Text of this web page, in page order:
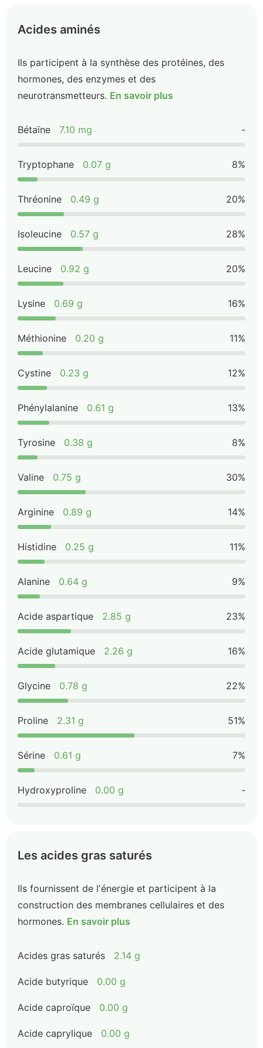
Acides aminés
Ils participent à la synthèse des protéines, des
hormones, des enzymes et des
neurotransmetteurs. En savoir plus
Bétaïne 7.10 mg -
Tryptophane 0.07 g 8%
Thréonine 0.49 g 20%
Isoleucine 0.57 g 28%
Leucine 0.92 g 20%
Lysine 0.69 g 16%
Méthionine 0.20 g 11%
Cystine 0.23 g 12%
Phénylalanine 0.61 g 13%
Tyrosine 0.38 g 8%
Valine 0.75 g 30%
Arginine 0.89 g 14%
Histidine 0.25 g 11%
Alanine 0.64 g 9%
Acide aspartique 2.85 g 23%
Acide glutamique 2.26 g 16%
Glycine 0.78 g 22%
Proline 2.31 g 51%
Sérine 0.61 g 7%
Hydroxyproline 0.00 g -
Les acides gras saturés
Ils fournissent de l'énergie et participent à la
construction des membranes cellulaires et des
hormones. En savoir plus
Acides gras saturés 2.14 g
Acide butyrique 0.00 g
Acide caproïque 0.00 g
Acide caprylique 0.00 g